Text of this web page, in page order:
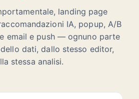
landing page
IA, popup, A/B
email e push — ognuno parte
dati, dallo stesso editor,
stessa analisi.